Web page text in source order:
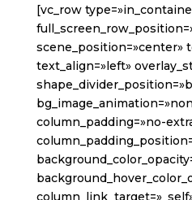
[vc_row
scene_position=»center»
text_align=»left»
column_padding=»no-